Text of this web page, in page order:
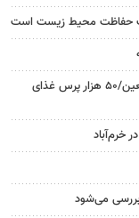
کارنامه موکب مسجد مقدس جمکران در اربعین/۵۰ هزار پرس غذای
خرم‌آباد
می‌شود